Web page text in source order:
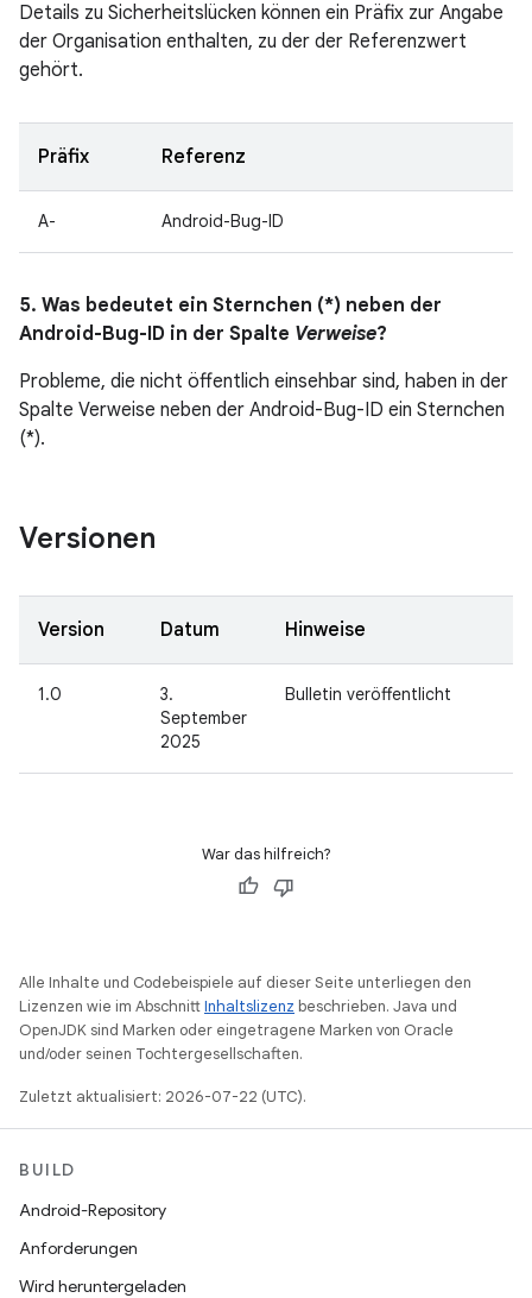
Details zu Sicherheitslücken können ein Präfix zur Angabe
der Organisation enthalten, zu der der Referenzwert
gehört.
Präfix Referenz
A- Android-Bug-ID
5. Was bedeutet ein Sternchen (*) neben der
Android-Bug-ID in der Spalte Verweise?
Probleme, die nicht öffentlich einsehbar sind, haben in der
Spalte Verweise neben der Android-Bug-ID ein Sternchen
(*).
Versionen
Version Datum Hinweise
1.0
3.
September
2025
Bulletin veröffentlicht
War das hilfreich?
Alle Inhalte und Codebeispiele auf dieser Seite unterliegen den
Lizenzen wie im AbschnittInhaltslizenz beschrieben. Java und
OpenJDK sind Marken oder eingetragene Marken von Oracle
und/oder seinen Tochtergesellschaften.
Zuletzt aktualisiert: 2026-07-22 (UTC).
BUILD
Android-Repository
Anforderungen
Wird heruntergeladen